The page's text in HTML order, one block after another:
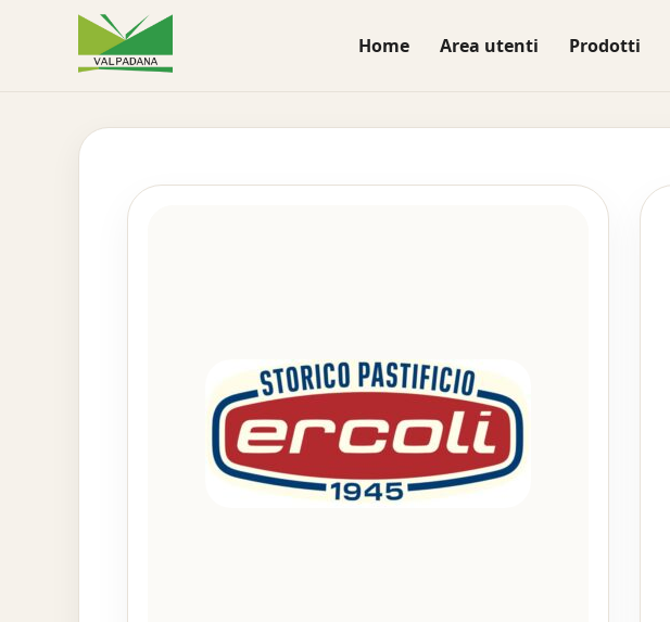
Home Area utenti Prodotti